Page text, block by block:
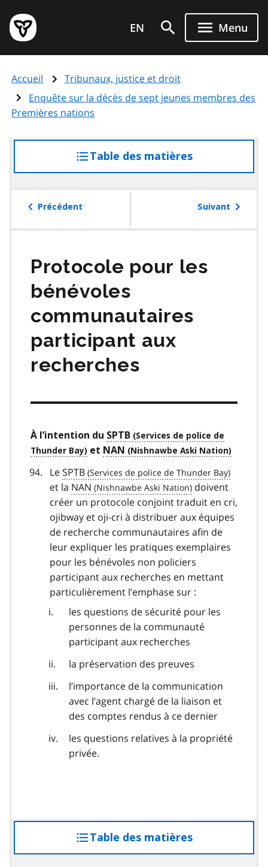
au
contenu
principal
Page
d'accueil
de
l'Ontario
EN Menu
Accueil
Tribunaux, justice et droit
Enquête sur la décès de sept jeunes membres des
Premières nations
Table des matières
à
table
Précédent Suivant
Protocole pour les
bénévoles
communautaires
participant aux
recherches
À l’intention du SPTB
et NAN
LeSPTB
et la NAN
doivent
créer un protocole conjoint traduit en cri,
ojibway et oji-cri à distribuer aux équipes
de recherche communautaires afin de
leur expliquer les pratiques exemplaires
pour les bénévoles non policiers
participant aux recherches en mettant
particulièrement l’emphase sur :
les questions de sécurité pour les
personnes de la communauté
participant aux recherches
la préservation des preuves
l’importance de la communication
avec l’agent chargé de la liaison et
des comptes rendus à ce dernier
les questions relatives à la propriété
privée.
Table des matières
à